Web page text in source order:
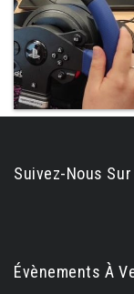
Suivez-Nous Sur
Évènements À